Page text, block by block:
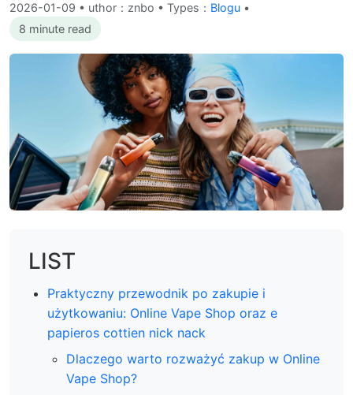
2026-01-09 • uthor：znbo • Types： Blogu •
8 minute read
LIST
Praktyczny przewodnik po zakupie i
użytkowaniu: Online Vape Shop oraz e
papieros cottien nick nack
Dlaczego warto rozważyć zakup w Online
Vape Shop?